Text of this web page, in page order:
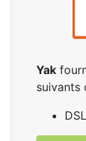
Yak
suivants
DSL